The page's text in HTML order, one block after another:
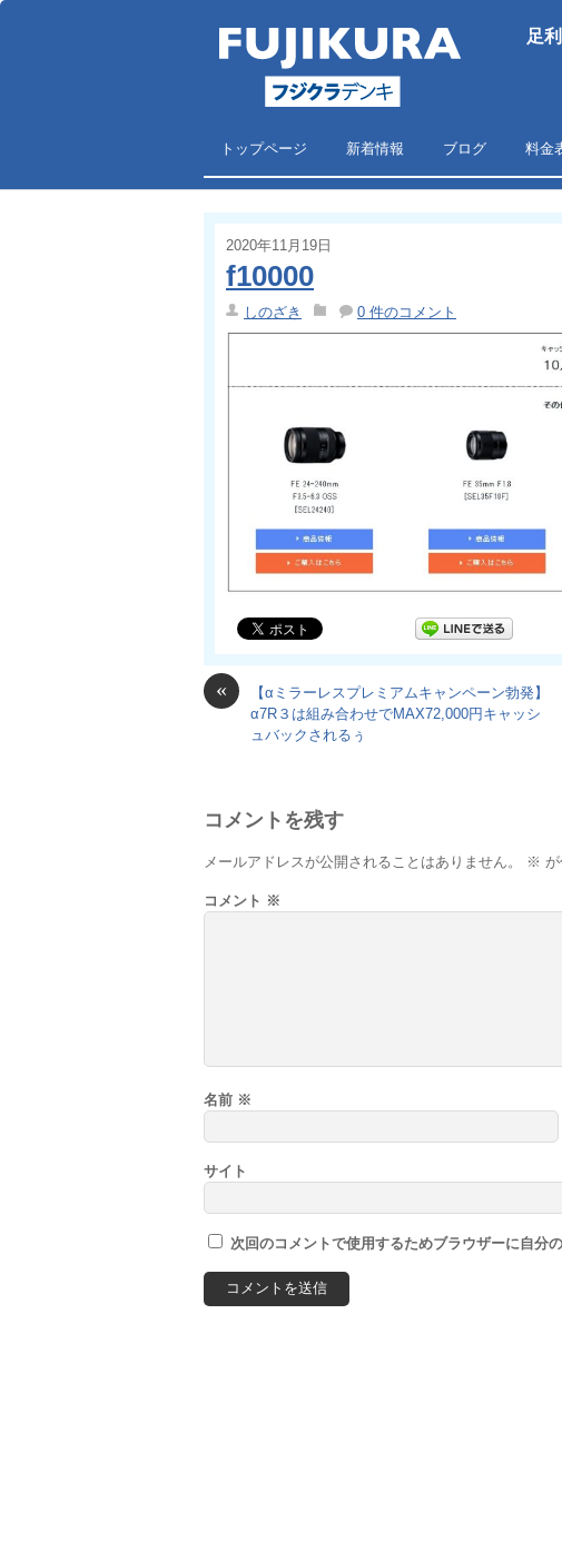
足
トップページ 新着情報 ブログ 料金
2020年11月19日
f10000
しのざき 0 件のコメント
«
【αミラーレスプレミアムキャンペーン勃発】
α7R３は組み合わせでMAX72,000円キャッシ
ュバックされるぅ
コメントを残す
メールアドレスが公開されることはありません。 ※
コメント ※
名前 ※
サイト
次回のコメントで使用するためブラウザーに自分